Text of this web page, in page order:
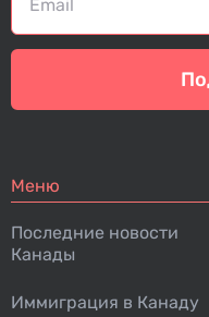
Меню
Последние новости
Канады
Иммиграция в Канаду